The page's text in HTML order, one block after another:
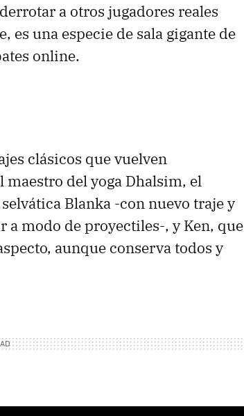
a otros jugadores reales
es una especie de sala gigante de
online.
clásicos que vuelven
maestro del yoga Dhalsim, el
Blanka -con nuevo traje y
a modo de proyectiles-, y Ken, que
aunque conserva todos y